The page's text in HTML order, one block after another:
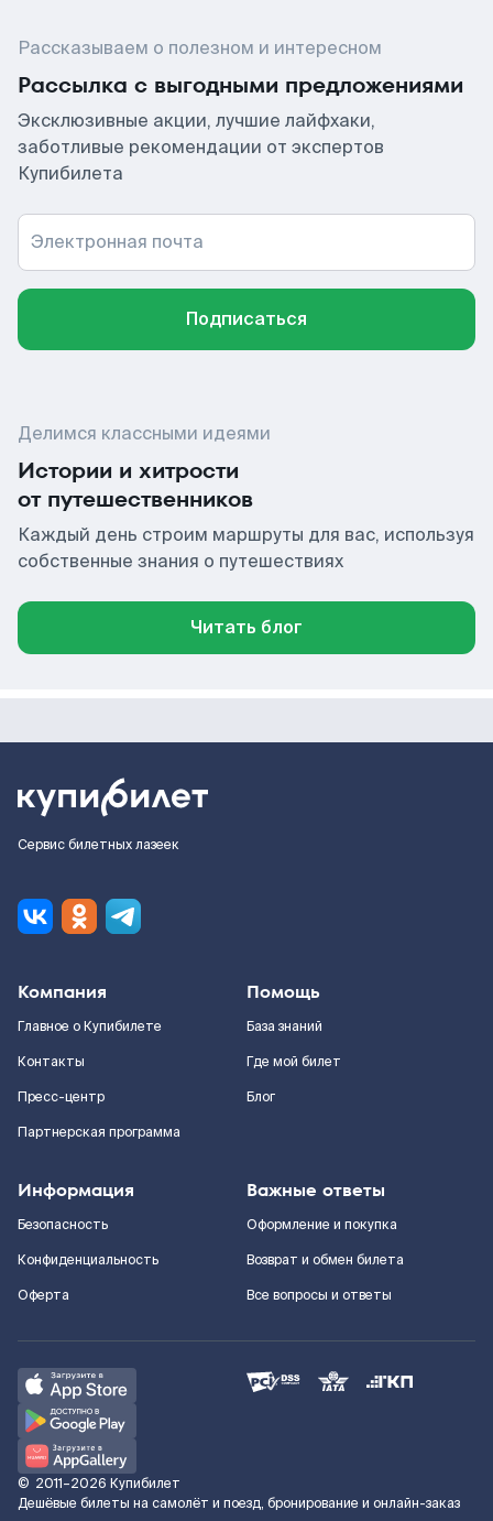
Рассказываем о полезном и интересном
Рассылка с выгодными предложениями
Эксклюзивные акции, лучшие лайфхаки,
заботливые рекомендации от экспертов
Купибилета
Электронная почта
Подписаться
Делимся классными идеями
Истории и хитрости
от путешественников
Каждый день строим маршруты для вас, используя
собственные знания о путешествиях
Читать блог
Сервис билетных лазеек
Компания
Главное о Купибилете
Контакты
Пресс-центр
Партнерская программа
Помощь
База знаний
Где мой билет
Блог
Информация
Безопасность
Конфиденциальность
Оферта
Важные ответы
Оформление и покупка
Возврат и обмен билета
Все вопросы и ответы
© 2011–2026 Купибилет
Дешёвые билеты на самолёт и поезд, бронирование и онлайн-заказ